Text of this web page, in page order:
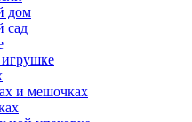
дом
сад
и мешочках